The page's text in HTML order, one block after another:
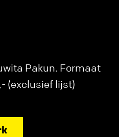
Pakun. Formaat
(exclusief lijst)